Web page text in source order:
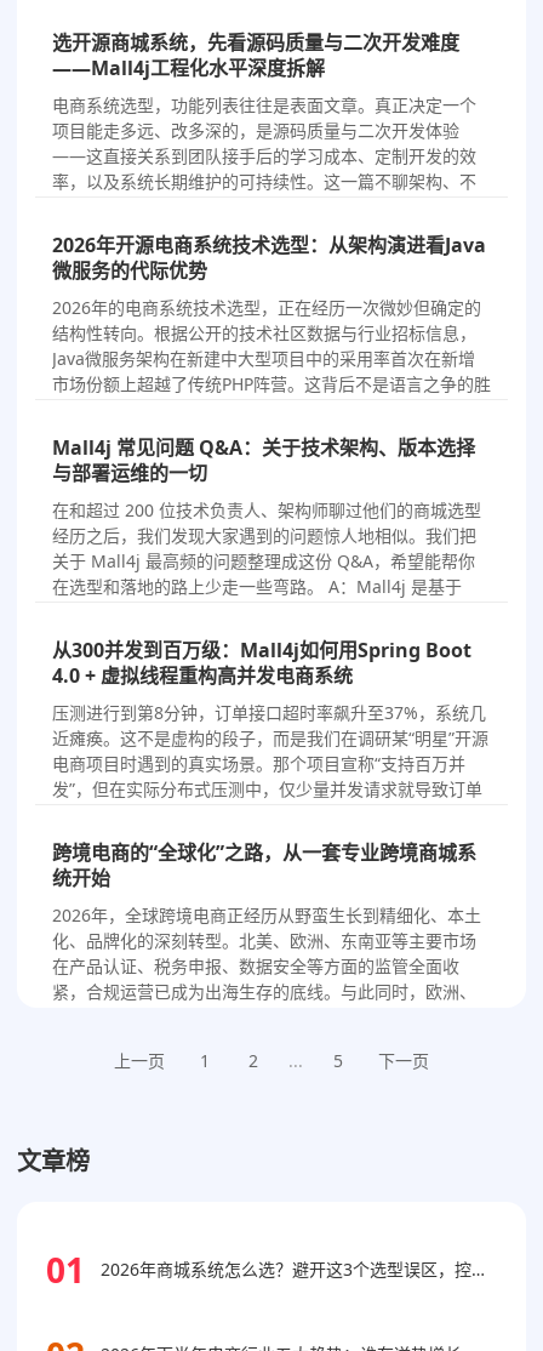
术负责人和架构师在与Mall4j团队的交流中分享了他…
2026/7/6 商城选型
选开源商城系统，先看源码质量与二次开发难度
——Mall4j工程化水平深度拆解
电商系统选型，功能列表往往是表面文章。真正决定一个
项目能走多远、改多深的，是源码质量与二次开发体验
——这直接关系到团队接手后的学习成本、定制开发的效
率，以及系统长期维护的可持续性。这一篇不聊架构、不
Mall4j的工程化水平。二次开发最耗时的环节，往往不是
写代码，而是读懂…
2026年开源电商系统技术选型：从架构演进看Java
微服务的代际优势
2026年的电商系统技术选型，正在经历一次微妙但确定的
结构性转向。根据公开的技术社区数据与行业招标信息，
Java微服务架构在新建中大型项目中的采用率首次在新增
市场份额上超越了传统PHP阵营。这背后不是语言之争的胜
术架构的底层差距会直接体现在服务器账单和研发效率
上。技术选…
Mall4j 常见问题 Q&A：关于技术架构、版本选择
与部署运维的一切
在和超过 200 位技术负责人、架构师聊过他们的商城选型
经历之后，我们发现大家遇到的问题惊人地相似。我们把
关于 Mall4j 最高频的问题整理成这份 Q&A，希望能帮你
在选型和落地的路上少走一些弯路。 A：Mall4j 是基于
微服务架构，覆盖 B2…
2026/7/1 产品动态
从300并发到百万级：Mall4j如何用Spring Boot
4.0 + 虚拟线程重构高并发电商系统
压测进行到第8分钟，订单接口超时率飙升至37%，系统几
近瘫痪。这不是虚构的段子，而是我们在调研某“明星”开源
电商项目时遇到的真实场景。那个项目宣称“支持百万并
发”，但在实际分布式压测中，仅少量并发请求就导致订单
synchronized 锁单机JVM，完全没有分布式…
2026/6/30
跨境电商的“全球化”之路，从一套专业跨境商城系
统开始
2026年，全球跨境电商正经历从野蛮生长到精细化、本土
化、品牌化的深刻转型。北美、欧洲、东南亚等主要市场
在产品认证、税务申报、数据安全等方面的监管全面收
紧，合规运营已成为出海生存的底线。与此同时，欧洲、
开拓海外市场的企业…
上一页 1 2 ... 5 下一页
文章榜
01 2026年商城系统怎么选？避开这3个选型误区，控制长期成本